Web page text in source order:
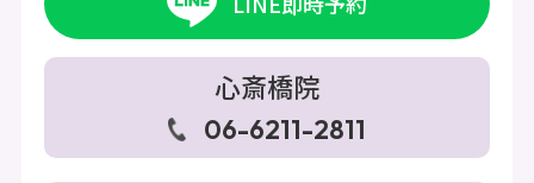
心斎橋院
06-6211-2811